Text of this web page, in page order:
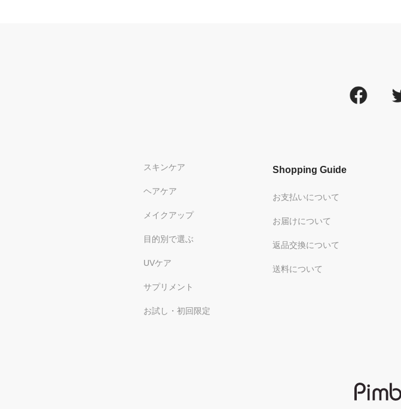
スキンケア
ヘアケア
メイクアップ
目的別で選ぶ
UVケア
サプリメント
お試し・初回限定
Shopping Guide
お支払いについて
お届けについて
返品交換について
送料について